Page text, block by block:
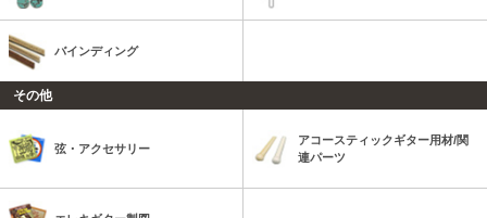
バインディング
その他
弦・アクセサリー
アコースティックギター用材/関
連パーツ